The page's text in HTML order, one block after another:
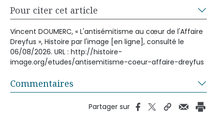
Pour citer cet article
Vincent DOUMERC, « L'antisémitisme au cœur de l'Affaire
Dreyfus », Histoire par l'image [en ligne], consulté le
06/08/2026. URL : http://histoire-
image.org/etudes/antisemitisme-coeur-affaire-dreyfus
Commentaires
Partager sur